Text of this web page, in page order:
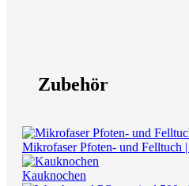
Zubehör
Mikrofaser Pfoten- und Felltuch
Kauknochen